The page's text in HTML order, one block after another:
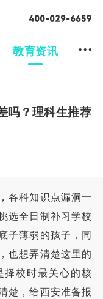
教育资讯 ...
吗？理科生推荐
科知识点漏洞一
选全日制补习学校
子薄弱的孩子，同
也想弄清楚这里的
择校时最关心的核
楚，给西安准备报